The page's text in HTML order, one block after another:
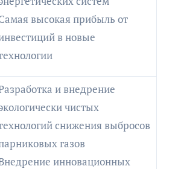
высокая прибыль от
в новые
и внедрение
чистых
снижения выбросов
газов
инновационных